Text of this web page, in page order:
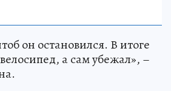
он остановился. В итоге
а сам убежал», –